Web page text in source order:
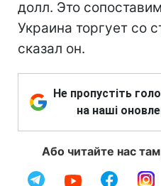
долл. Это
Украина торгует со
сказал он.
Не пропустіть
на наші
Або читайте нас